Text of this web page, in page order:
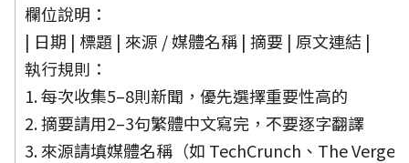
欄位說明：
| 日期 | 標題 | 來源 / 媒體名稱 | 摘要 | 原文連結 |
執行規則：
1. 每次收集5–8則新聞，優先選擇重要性高的
2. 摘要請用2–3句繁體中文寫完，不要逐字翻譯
3. 來源請填媒體名稱（如 TechCrunch、The Verge